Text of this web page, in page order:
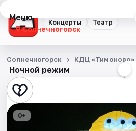
Концерты Театр
Меню
Солнечногорск
Концерты
Театр
События
Ночной режим
Солнечногорск КДЦ «Тимоново»
0+